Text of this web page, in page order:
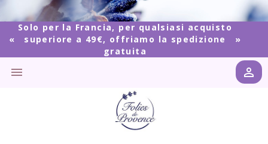
Solo per la Francia, per qualsiasi acquisto
superiore a 49€, offriamo la spedizione
gratuita
 